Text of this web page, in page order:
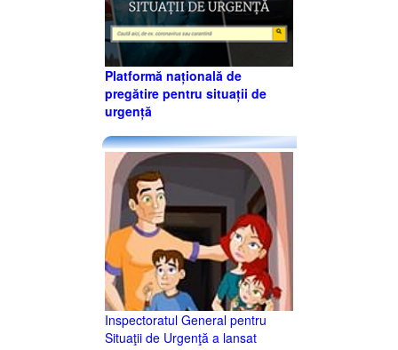
Platformă națională de
pregătire pentru situații de
urgență
Inspectoratul General pentru
Situaţii de Urgenţă a lansat